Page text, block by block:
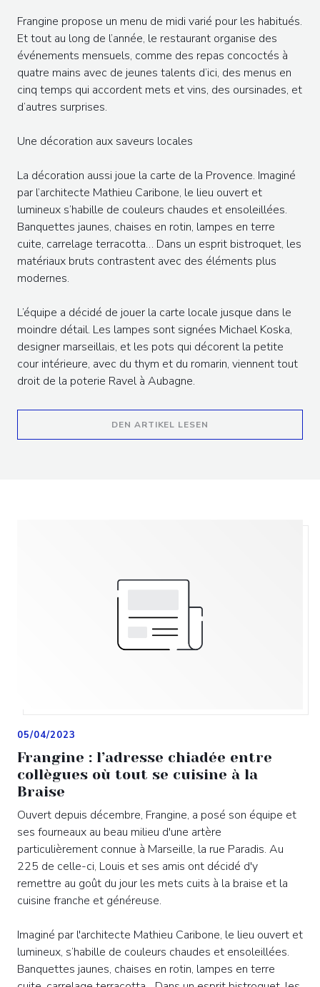
Frangine propose un menu de midi varié pour les habitués.
Et tout au long de l’année, le restaurant organise des
événements mensuels, comme des repas concoctés à
quatre mains avec de jeunes talents d’ici, des menus en
cinq temps qui accordent mets et vins, des oursinades, et
d’autres surprises.
Une décoration aux saveurs locales
La décoration aussi joue la carte de la Provence. Imaginé
par l’architecte Mathieu Caribone, le lieu ouvert et
lumineux s’habille de couleurs chaudes et ensoleillées.
Banquettes jaunes, chaises en rotin, lampes en terre
cuite, carrelage terracotta… Dans un esprit bistroquet, les
matériaux bruts contrastent avec des éléments plus
modernes.
L’équipe a décidé de jouer la carte locale jusque dans le
moindre détail. Les lampes sont signées Michael Koska,
designer marseillais, et les pots qui décorent la petite
cour intérieure, avec du thym et du romarin, viennent tout
droit de la poterie Ravel à Aubagne.
DEN ARTIKEL LESEN
Frangine : l’adresse chiadée entre
collègues où tout se cuisine à la
Braise
05/04/2023
Ouvert depuis décembre, Frangine, a posé son équipe et
ses fourneaux au beau milieu d'une artère
particulièrement connue à Marseille, la rue Paradis. Au
225 de celle-ci, Louis et ses amis ont décidé d'y
remettre au goût du jour les mets cuits à la braise et la
cuisine franche et généreuse.
Imaginé par l'architecte Mathieu Caribone, le lieu ouvert et
lumineux, s’habille de couleurs chaudes et ensoleillées.
Banquettes jaunes, chaises en rotin, lampes en terre